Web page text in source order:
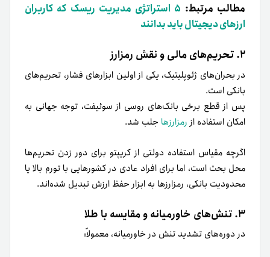
مطالب مرتبط:
۵ استراتژی مدیریت ریسک که کاربران
ارزهای دیجیتال باید بدانند
۲. تحریم‌های مالی و نقش رمزارز
در بحران‌های ژئوپلیتیک، یکی از اولین ابزارهای فشار، تحریم‌های
بانکی است.
پس از قطع برخی بانک‌های روسی از سوئیفت، توجه جهانی به
امکان استفاده از رمزارزها جلب شد.
اگرچه مقیاس استفاده دولتی از کریپتو برای دور زدن تحریم‌ها
محل بحث است، اما برای افراد عادی در کشورهایی با تورم بالا یا
محدودیت بانکی، رمزارزها به ابزار حفظ ارزش تبدیل شده‌اند.
۳. تنش‌های خاورمیانه و مقایسه با طلا
در دوره‌های تشدید تنش در خاورمیانه، معمولاً: